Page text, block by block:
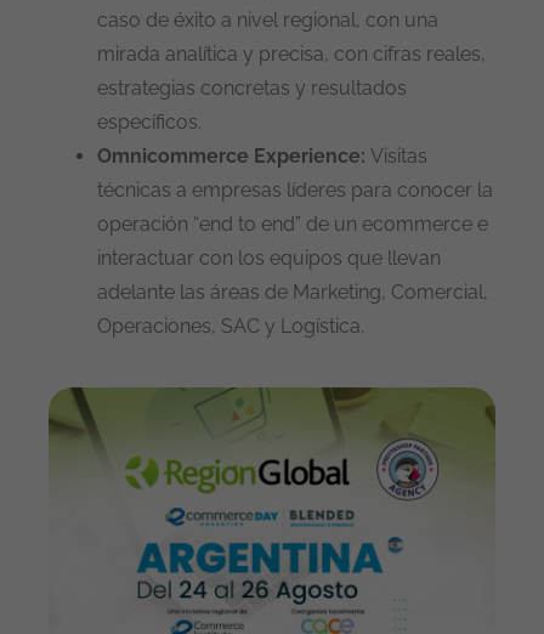
caso de éxito a nivel regional, con una
mirada analítica y precisa, con cifras reales,
estrategias concretas y resultados
específicos.
Omnicommerce Experience: Visitas
técnicas a empresas líderes para conocer la
operación “end to end” de un ecommerce e
interactuar con los equipos que llevan
adelante las áreas de Marketing, Comercial,
Operaciones, SAC y Logística.